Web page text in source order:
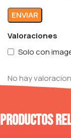
Valoraciones
Solo con
No hay
Productos